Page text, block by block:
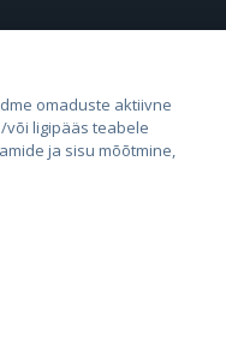
auto24.ee
KV.ee
omaduste aktiivne
ligipääs teabele
ja sisu mõõtmine,